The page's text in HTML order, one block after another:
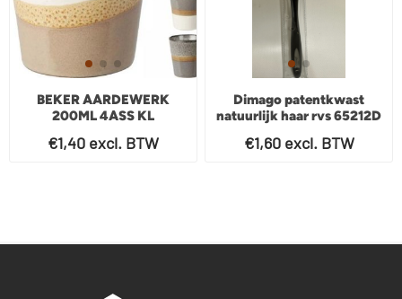
BEKER AARDEWERK
200ML 4ASS KL
€1,40 excl. BTW
Dimago patentkwast
natuurlijk haar rvs 65212D
€1,60 excl. BTW